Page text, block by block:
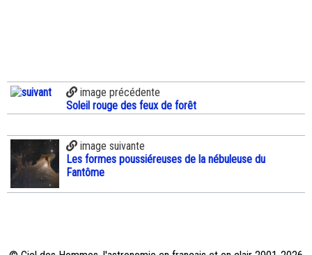
image précédente
Soleil rouge des feux de forêt
image suivante
Les formes poussiéreuses de la nébuleuse du
Fantôme